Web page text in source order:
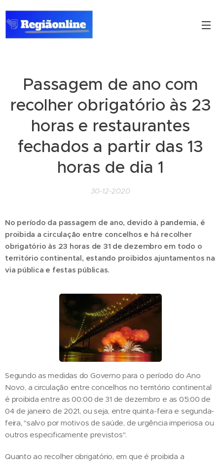
Passagem de ano com
recolher obrigatório às 23
horas e restaurantes
fechados a partir das 13
horas de dia 1
30-12-2020
No período da passagem de ano, devido à pandemia, é
proibida a circulação entre concelhos e há recolher
obrigatório às 23 horas de 31 de dezembro em todo o
território continental, estando proibidos ajuntamentos na
via pública e festas públicas.
Segundo as medidas do Governo para o período do Ano
Novo, a circulação entre concelhos no território continental
é proibida entre as 00:00 de 31 de dezembro e as 05:00 de
04 de janeiro de 2021, ou seja, entre quinta-feira e segunda-
feira, "salvo por motivos de saúde, de urgência imperiosa ou
outros especificamente previstos".
Quanto ao recolher obrigatório, em que é proibida a